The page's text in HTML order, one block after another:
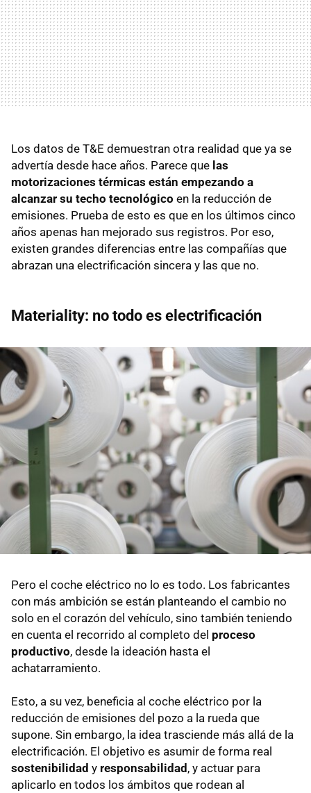
Los datos de T&E demuestran otra realidad que ya se
advertía desde hace años. Parece que las
motorizaciones térmicas están empezando a
alcanzar su techo tecnológico en la reducción de
emisiones. Prueba de esto es que en los últimos cinco
años apenas han mejorado sus registros. Por eso,
existen grandes diferencias entre las compañías que
abrazan una electrificación sincera y las que no.
Materiality: no todo es electrificación
Pero el coche eléctrico no lo es todo. Los fabricantes
con más ambición se están planteando el cambio no
solo en el corazón del vehículo, sino también teniendo
en cuenta el recorrido al completo del proceso
productivo, desde la ideación hasta el
achatarramiento.
Esto, a su vez, beneficia al coche eléctrico por la
reducción de emisiones del pozo a la rueda que
supone. Sin embargo, la idea trasciende más allá de la
electrificación. El objetivo es asumir de forma real
sostenibilidad y responsabilidad , y actuar para
aplicarlo en todos los ámbitos que rodean al